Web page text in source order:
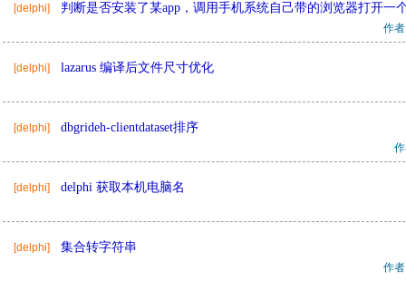
[delphi] 判断是否安装了某app，调用手机系统自己带的浏览器打开一
作
[delphi] lazarus 编译后文件尺寸优化
[delphi] dbgrideh-clientdataset排序
[delphi] delphi 获取本机电脑名
[delphi] 集合转字符串
作